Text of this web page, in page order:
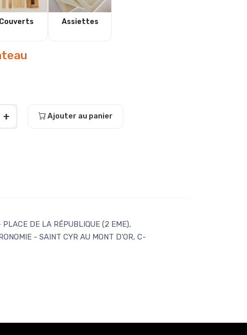
Couverts Assiettes
+ Ajouter au panier
DE LA RÉPUBLIQUE (2 EME),
- SAINT CYR AU MONT D'OR, C-